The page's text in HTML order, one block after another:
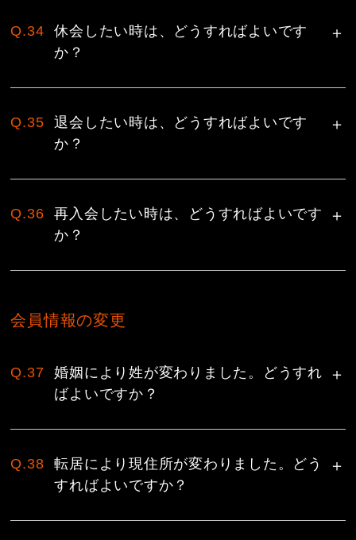
Q.34
休会したい時は、どうすればよいです
か？
Q.35
退会したい時は、どうすればよいです
か？
Q.36
再入会したい時は、どうすればよいです
か？
会員情報の変更
Q.37
婚姻により姓が変わりました。どうすれ
ばよいですか？
Q.38
転居により現住所が変わりました。どう
すればよいですか？